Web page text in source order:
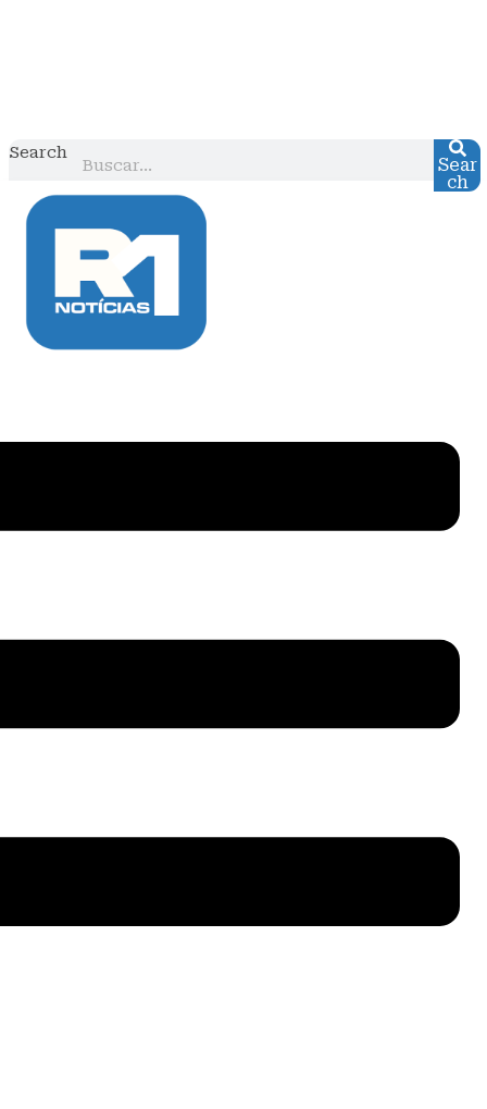
Search
Sear
ch